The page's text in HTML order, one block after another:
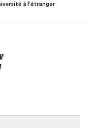
à l'étranger